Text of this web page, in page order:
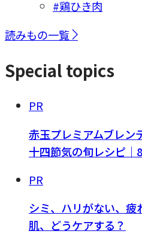
#鶏ひき肉
読みもの一覧
Special topics
PR
赤玉プレミアムブレン
十四節気の旬レシピ｜
PR
シミ、ハリがない、
肌、どうケアする？